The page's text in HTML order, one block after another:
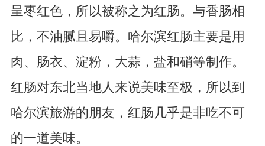
呈枣红色，所以被称之为红肠。与香肠相
比，不油腻且易嚼。哈尔滨红肠主要是用
肉、肠衣、淀粉，大蒜，盐和硝等制作。
红肠对东北当地人来说美味至极，所以到
哈尔滨旅游的朋友，红肠几乎是非吃不可
的一道美味。